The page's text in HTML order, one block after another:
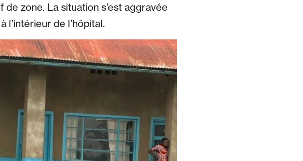
zone. La situation s’est aggravée
de l’hôpital.